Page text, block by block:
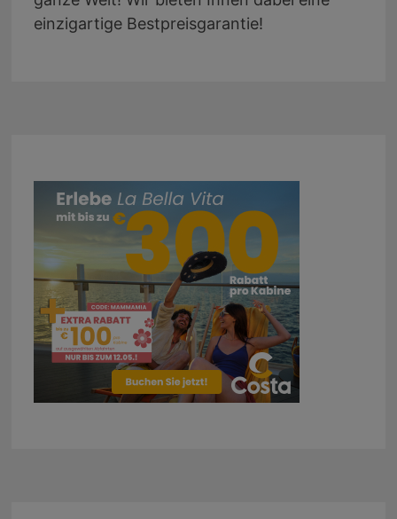
einzigartige Bestpreisgarantie!